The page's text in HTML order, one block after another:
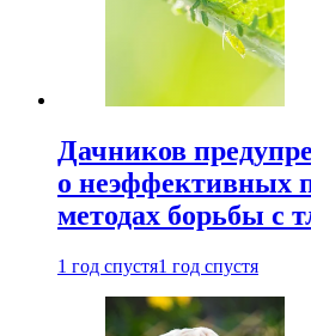
Дачников
о неэффективных
методах борьбы с
1 год спустя1 год спустя